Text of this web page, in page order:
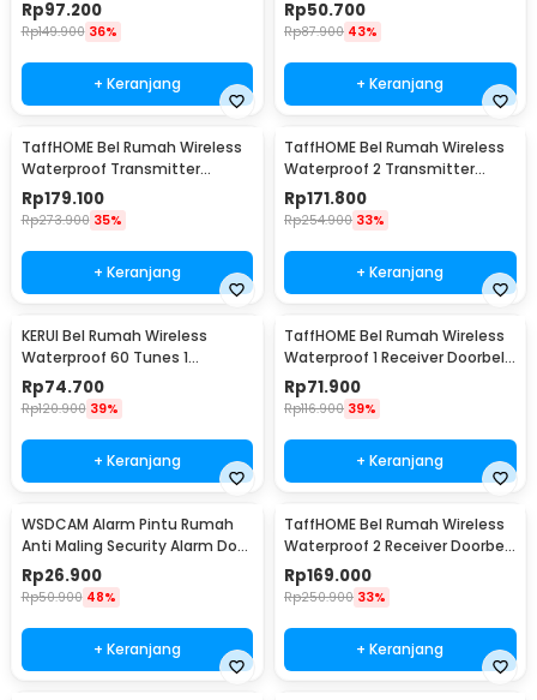
Rp97.200
Rp149.900 36%
+ Keranjang
Rp50.700
Rp87.900 43%
+ Keranjang
TaffHOME Bel Rumah Wireless
Waterproof Transmitter
Receiver Doorbell - H10
Rp179.100
Rp273.900 35%
+ Keranjang
TaffHOME Bel Rumah Wireless
Waterproof 2 Transmitter
Doorbell - A10BB
Rp171.800
Rp254.900 33%
+ Keranjang
KERUI Bel Rumah Wireless
Waterproof 60 Tunes 1
Receiver Doorbell - F53
Rp74.700
Rp120.900 39%
+ Keranjang
TaffHOME Bel Rumah Wireless
Waterproof 1 Receiver Doorbell
- A9
Rp71.900
Rp116.900 39%
+ Keranjang
WSDCAM Alarm Pintu Rumah
Anti Maling Security Alarm Door
Stop 120dB - LL-9806
Rp26.900
Rp50.900 48%
+ Keranjang
TaffHOME Bel Rumah Wireless
Waterproof 2 Receiver Doorbell
- Q189-BB
Rp169.000
Rp250.900 33%
+ Keranjang